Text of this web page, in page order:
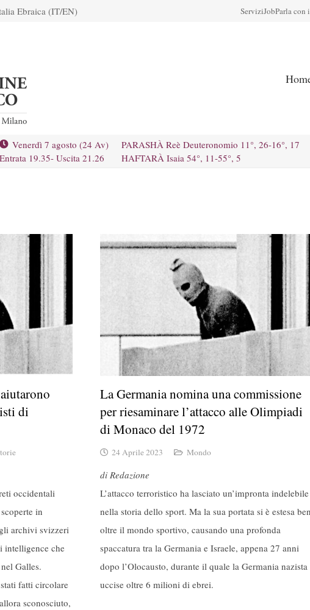
Ebraica (IT/EN) ServiziJobParla con
Venerdì 7 agosto (24 Av)
Entrata 19.35- Uscita 21.26
PARASHÀ Reè Deuteronomio 11°, 26-16°, 17
HAFTARÀ Isaia 54°, 11-55°, 5
di
occidentali
in
archivi svizzeri
intelligence che
Galles.
fatti circolare
sconosciuto,
La Germania nomina una commissione
per riesaminare l’attacco alle Olimpiadi
di Monaco del 1972
24 Aprile 2023 Mondo
di Redazione
L’attacco terroristico ha lasciato un’impronta indelebile
nella storia dello sport. Ma la sua portata si è estesa ben
oltre il mondo sportivo, causando una profonda
spaccatura tra la Germania e Israele, appena 27 anni
dopo l’Olocausto, durante il quale la Germania nazista
uccise oltre 6 milioni di ebrei.